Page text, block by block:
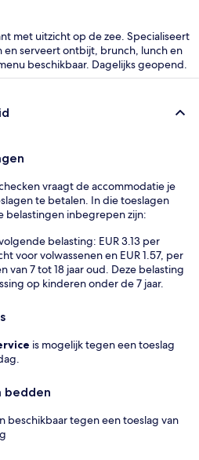
met uitzicht op de zee. Specialiseert
en serveert ontbijt, brunch, lunch en
beschikbaar. Dagelijks geopend.
vraagt de accommodatie je
te betalen. In die toeslagen
belastingen inbegrepen zijn:
belasting: EUR 3.13 per
voor volwassenen en EUR 1.57, per
van 7 tot 18 jaar oud. Deze belasting
op kinderen onder de 7 jaar.
is mogelijk tegen een toeslag
bedden
beschikbaar tegen een toeslag van